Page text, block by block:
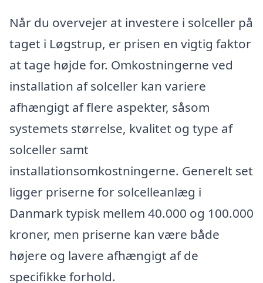
Når du overvejer at investere i solceller på
taget i Løgstrup, er prisen en vigtig faktor
at tage højde for. Omkostningerne ved
installation af solceller kan variere
afhængigt af flere aspekter, såsom
systemets størrelse, kvalitet og type af
solceller samt
installationsomkostningerne. Generelt set
ligger priserne for solcelleanlæg i
Danmark typisk mellem 40.000 og 100.000
kroner, men priserne kan være både
højere og lavere afhængigt af de
specifikke forhold.